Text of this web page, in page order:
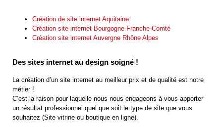
Création de site internet Aquitaine
Création site internet Bourgogne-Franche-Comté
Création site internet Auvergne Rhône Alpes
Des sites internet au design soigné !
La création d’un site internet au meilleur prix et de qualité est notre
métier !
C’est la raison pour laquelle nous nous engageons à vous apporter
un résultat professionnel quel que soit le type de site que vous
souhaitez (Site vitrine ou boutique en ligne).